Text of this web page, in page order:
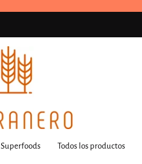
Superfoods Todos los productos